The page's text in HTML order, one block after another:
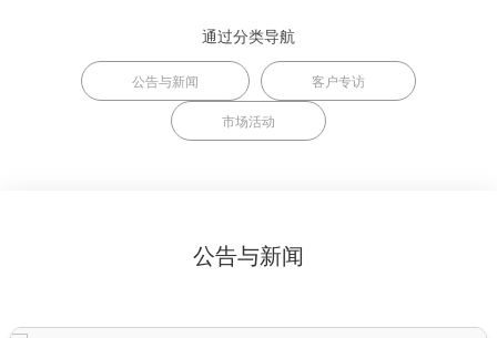
通过分类导航
公告与新闻 客户专访
市场活动
公告与新闻